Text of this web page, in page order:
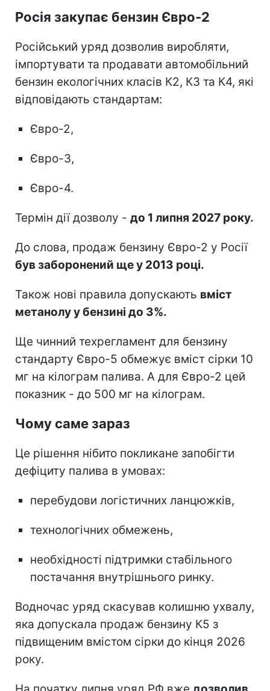
Росія закупає бензин Євро-2
Російський уряд дозволив виробляти,
імпортувати та продавати автомобільний
бензин екологічних класів К2, К3 та К4, які
відповідають стандартам:
Євро-2,
Євро-3,
Євро-4.
Термін дії дозволу - до 1 липня 2027 року.
До слова, продаж бензину Євро-2 у Росії
був заборонений ще у 2013 році.
Також нові правила допускають вміст
метанолу у бензині до 3%.
Ще чинний техрегламент для бензину
стандарту Євро-5 обмежує вміст сірки 10
мг на кілограм палива. А для Євро-2 цей
показник - до 500 мг на кілограм.
Чому саме зараз
Це рішення нібито покликане запобігти
дефіциту палива в умовах:
перебудови логістичних ланцюжків,
технологічних обмежень,
необхідності підтримки стабільного
постачання внутрішнього ринку.
Водночас уряд скасував колишню ухвалу,
яка допускала продаж бензину К5 з
підвищеним вмістом сірки до кінця 2026
року.